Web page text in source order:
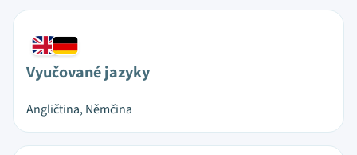
Vyučované jazyky
Angličtina, Němčina